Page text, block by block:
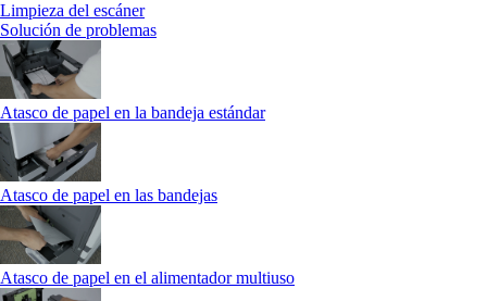
Limpieza del escáner
Solución de problemas
Atasco de papel en la bandeja estándar
Atasco de papel en las bandejas
Atasco de papel en el alimentador multiuso